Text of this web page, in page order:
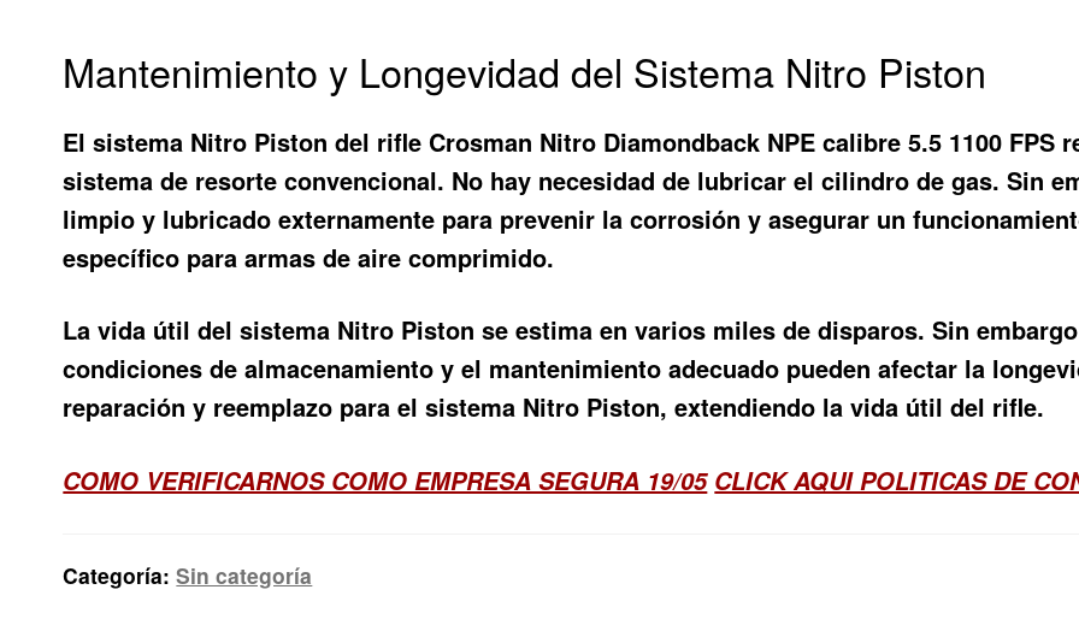
Mantenimiento y Longevidad del Sistema Nitro Piston
El sistema Nitro Piston del rifle Crosman Nitro Diamondback NPE calibre 5.5 1100 FPS
sistema de resorte convencional. No hay necesidad de lubricar el cilindro de gas. Sin
limpio y lubricado externamente para prevenir la corrosión y asegurar un
específico para armas de aire comprimido.
La vida útil del sistema Nitro Piston se estima en varios miles de disparos. Sin
condiciones de almacenamiento y el mantenimiento adecuado pueden afectar la
reparación y reemplazo para el sistema Nitro Piston, extendiendo la vida útil del rifle.
COMO VERIFICARNOS COMO EMPRESA SEGURA 19/05 CLICK AQUI POLITICAS DE
Categoría:Sin categoría